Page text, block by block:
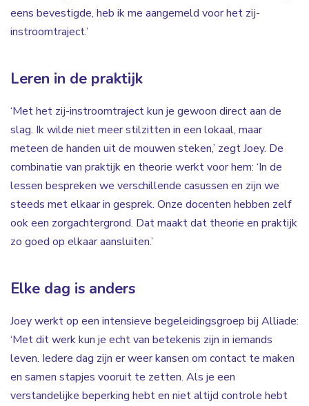
eens bevestigde, heb ik me aangemeld voor het zij-
instroomtraject.’
Leren in de praktijk
‘Met het zij-instroomtraject kun je gewoon direct aan de
slag. Ik wilde niet meer stilzitten in een lokaal, maar
meteen de handen uit de mouwen steken,’ zegt Joey. De
combinatie van praktijk en theorie werkt voor hem: ‘In de
lessen bespreken we verschillende casussen en zijn we
steeds met elkaar in gesprek. Onze docenten hebben zelf
ook een zorgachtergrond. Dat maakt dat theorie en praktijk
zo goed op elkaar aansluiten.’
Elke dag is anders
Joey werkt op een intensieve begeleidingsgroep bij Alliade:
‘Met dit werk kun je echt van betekenis zijn in iemands
leven. Iedere dag zijn er weer kansen om contact te maken
en samen stapjes vooruit te zetten. Als je een
verstandelijke beperking hebt en niet altijd controle hebt